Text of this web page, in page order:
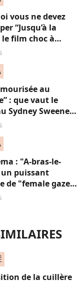
vous ne devez
“Jusqu’à la
le film choc à
en
au
: que vaut le
Sydney Sweeney,
symbol est
: "A-bras-le-
puissant
de "female gaze"
prix
de la cuillère